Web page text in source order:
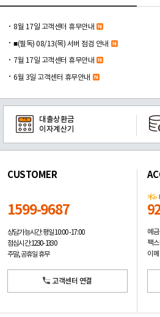
8월 17일 고객센터 휴무안내
■(필독) 08/13(목) 서버 점검 안내
7월 17일 고객센터 휴무안내
6월 3일 고객센터 휴무안내
대출상환금
이자계산기
CUSTOMER
1599-9687
상담가능시간: 평일10:00 -17:00
점심시간: 12:30 - 13:30
주말, 공휴일 휴무
고객센터 연결
예
팩
이